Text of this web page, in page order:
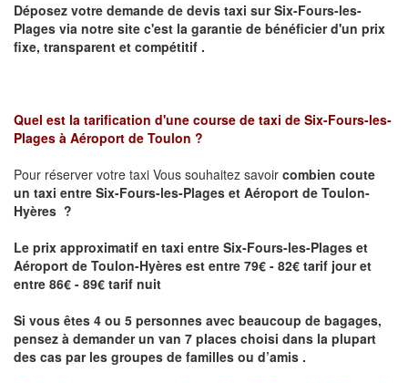
Déposez votre demande de devis taxi surSix-Fours-les-
Plages via notre site c'est la garantie de bénéficier d'un prix
fixe, transparent et compétitif .
Quel est la tarification d'une course de taxi de Six-Fours-les-
Plages à Aéroport de Toulon ?
Pour réserver votre taxi Vous souhaitez savoir combien coute
un taxi entre Six-Fours-les-Plages et Aéroport de Toulon-
Hyères ?
Le prix approximatif en taxi entre Six-Fours-les-Plages et
Aéroport de Toulon-Hyères est entre 79€ - 82€ tarif jour et
entre 86€ - 89€ tarif nuit
Si vous êtes 4 ou 5 personnes avec beaucoup de bagages,
pensez à demander un van 7 places choisi dans la plupart
des cas par les groupes de familles ou d’amis .